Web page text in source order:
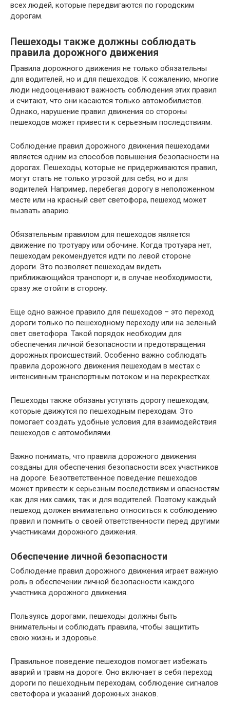
всех людей, которые передвигаются по городским
дорогам.
Пешеходы также должны соблюдать
правила дорожного движения
Правила дорожного движения не только обязательны
для водителей, но и для пешеходов. К сожалению, многие
люди недооценивают важность соблюдения этих правил
и считают, что они касаются только автомобилистов.
Однако, нарушение правил движения со стороны
пешеходов может привести к серьезным последствиям.
Соблюдение правил дорожного движения пешеходами
является одним из способов повышения безопасности на
дорогах. Пешеходы, которые не придерживаются правил,
могут стать не только угрозой для себя, но и для
водителей. Например, перебегая дорогу в неположенном
месте или на красный свет светофора, пешеход может
вызвать аварию.
Обязательным правилом для пешеходов является
движение по тротуару или обочине. Когда тротуара нет,
пешеходам рекомендуется идти по левой стороне
дороги. Это позволяет пешеходам видеть
приближающийся транспорт и, в случае необходимости,
сразу же отойти в сторону.
Еще одно важное правило для пешеходов – это переход
дороги только по пешеходному переходу или на зеленый
свет светофора. Такой порядок необходим для
обеспечения личной безопасности и предотвращения
дорожных происшествий. Особенно важно соблюдать
правила дорожного движения пешеходам в местах с
интенсивным транспортным потоком и на перекрестках.
Пешеходы также обязаны уступать дорогу пешеходам,
которые движутся по пешеходным переходам. Это
помогает создать удобные условия для взаимодействия
пешеходов с автомобилями.
Важно понимать, что правила дорожного движения
созданы для обеспечения безопасности всех участников
на дороге. Безответственное поведение пешеходов
может привести к серьезным последствиям и опасностям
как для них самих, так и для водителей. Поэтому каждый
пешеход должен внимательно относиться к соблюдению
правил и помнить о своей ответственности перед другими
участниками дорожного движения.
Обеспечение личной безопасности
Соблюдение правил дорожного движения играет важную
роль в обеспечении личной безопасности каждого
участника дорожного движения.
Пользуясь дорогами, пешеходы должны быть
внимательны и соблюдать правила, чтобы защитить
свою жизнь и здоровье.
Правильное поведение пешеходов помогает избежать
аварий и травм на дороге. Оно включает в себя переход
дороги по пешеходным переходам, соблюдение сигналов
светофора и указаний дорожных знаков.